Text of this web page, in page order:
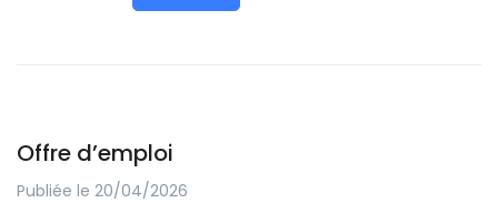
Offre d’emploi
Publiée le 20/04/2026